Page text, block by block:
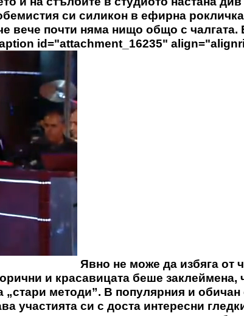
си силикон в ефирна рокличка
вече почти няма нищо общо с чалгата.
id="attachment_16235"
Явно не може да избяга от
и красавицата беше заклеймена,
методи”. В популярния и обичан
участията си с доста интересни